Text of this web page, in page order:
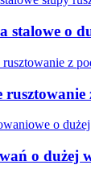
stalowe o
o dużej